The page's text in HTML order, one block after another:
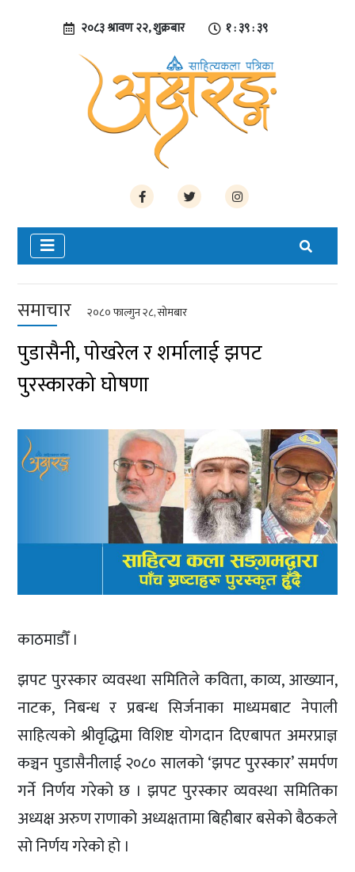
२०८३ श्रावण २२, शुक्रबार १ : ३९ : ४०
समाचार २०८० फाल्गुन २८, सोमबार
पुडासैनी, पोखरेल र शर्मालाई झपट
पुरस्कारको घोषणा
काठमाडौँ ।
झपट पुरस्कार व्यवस्था समितिले कविता, काव्य, आख्यान,
नाटक, निबन्ध र प्रबन्ध सिर्जनाका माध्यमबाट नेपाली
साहित्यको श्रीवृद्धिमा विशिष्ट योगदान दिएबापत अमरप्राज्ञ
कञ्चन पुडासैनीलाई २०८० सालको ‘झपट पुरस्कार’ समर्पण
गर्ने निर्णय गरेको छ । झपट पुरस्कार व्यवस्था समितिका
अध्यक्ष अरुण राणाको अध्यक्षतामा बिहीबार बसेको बैठकले
सो निर्णय गरेको हो ।